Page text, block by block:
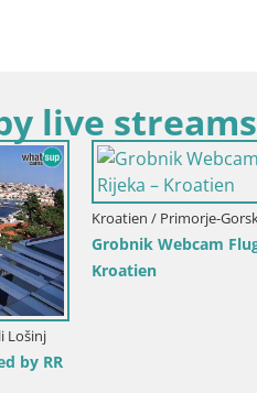
live streams
kotar / Fužine
Fužine –